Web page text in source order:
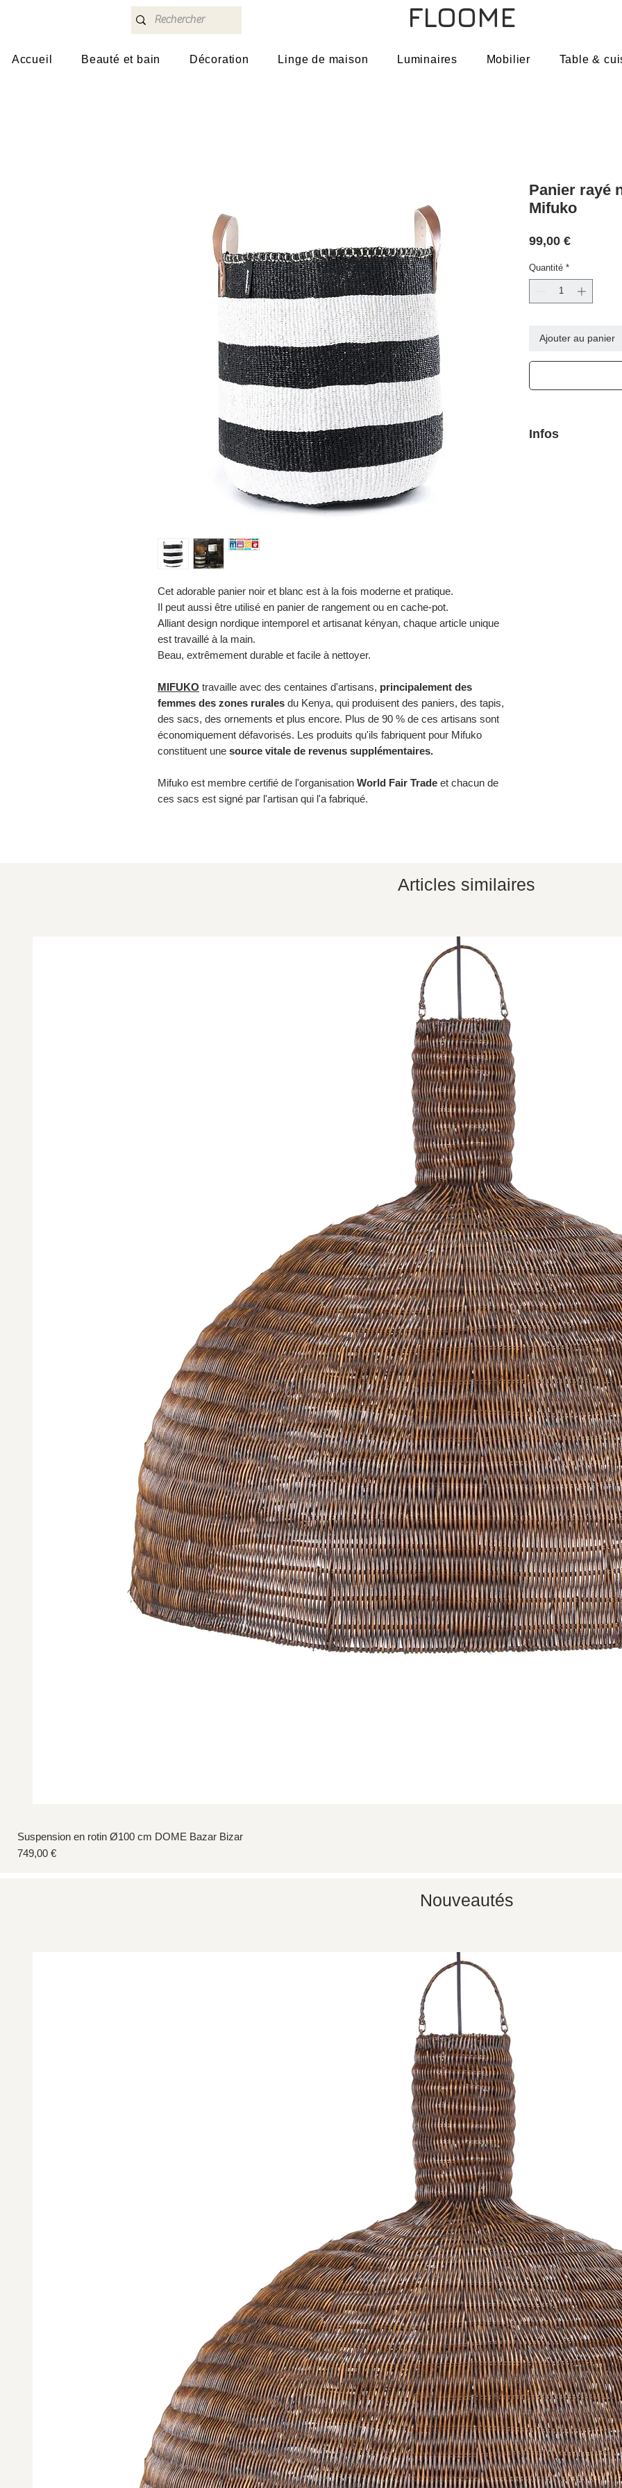
FLOOME
Accueil Beauté et bain Décoration Linge de maison Luminaires Mobilier Table &
Cet adorable panier noir et blanc est à la fois moderne et pratique.
Il peut aussi être utilisé en panier de rangement ou en cache-pot.
Alliant design nordique intemporel et artisanat kényan, chaque article unique
est travaillé à la main.
Beau, extrêmement durable et facile à nettoyer.
MIFUKO travaille avec des centaines d'artisans, principalement des
femmes des zones rurales du Kenya, qui produisent des paniers, des tapis,
des sacs, des ornements et plus encore. Plus de 90 % de ces artisans sont
économiquement défavorisés. Les produits qu'ils fabriquent pour Mifuko
constituent une source vitale de revenus supplémentaires.
Mifuko est membre certifié de l'organisation World Fair Trade et chacun de
ces sacs est signé par l'artisan qui l'a fabriqué.
Panier rayé
Mifuko
99,00 €Prix
Quantité *
Ajouter au panier
Infos
Articles similaires
Suspension en rotin Ø100 cm DOME Bazar Bizar
Prix
749,00 €
Nouveautés